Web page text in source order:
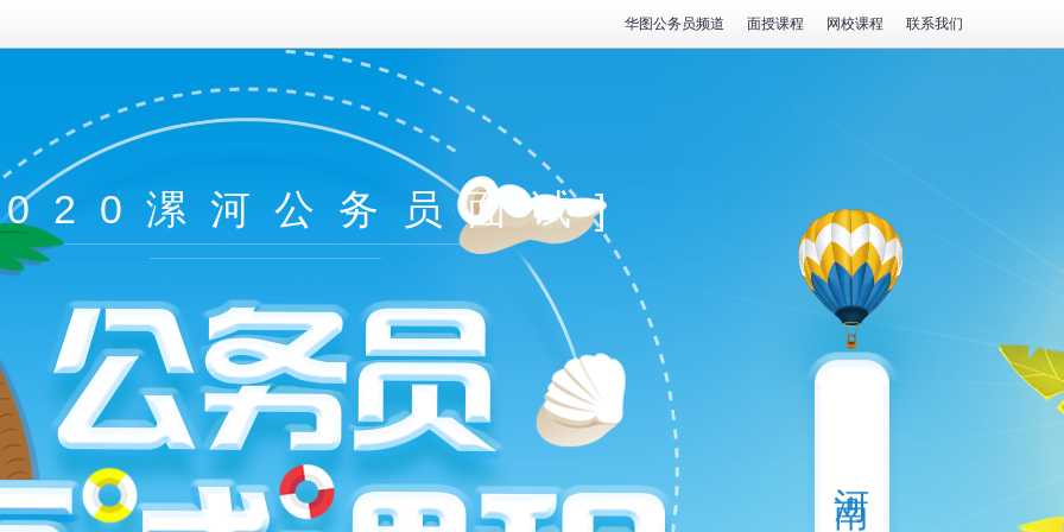
华图公务员频道 面授课程 网校课程 联系我们
漯河公务员面试]